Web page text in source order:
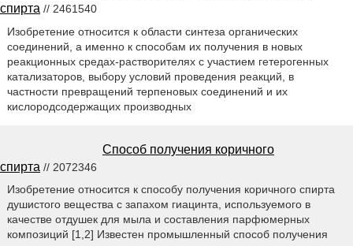
спирта // 2461540
Изобретение относится к области синтеза органических
соединений, а именно к способам их получения в новых
реакционных средах-растворителях с участием гетерогенных
катализаторов, выбору условий проведения реакций, в
частности превращений терпеновых соединений и их
кислородсодержащих производных
Способ получения коричного
спирта // 2072346
Изобретение относится к способу получения коpичного спиpта
душистого вещества с запахом гиацинта, используемого в
качестве отдушек для мыла и составления парфюмерных
композиций [1,2] Известен промышленный способ получения